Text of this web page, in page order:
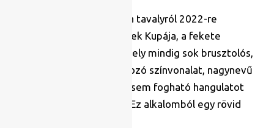
Vasárnap kezdetét veszi a tavalyról 2022-re
halasztott Afrikai Nemzetek Kupája, a fekete
kontinens nagytornája, amely mindig sok brusztolós,
szoros összecsapást, változó színvonalat, nagynevű
támadókat, és semmihez sem fogható hangulatot
tartogat tornáról tornára. Ez alkalomból egy rövid